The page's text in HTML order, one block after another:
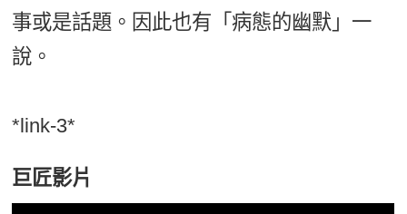
事或是話題。因此也有「病態的幽默」一
說。
*link-3*
巨匠影片